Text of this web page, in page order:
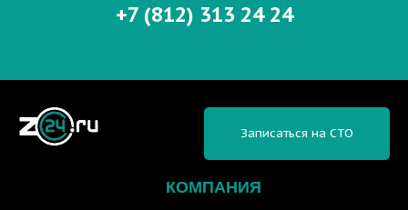
+7 (812) 313 24 24
КОМПАНИЯ
Записаться на СТО